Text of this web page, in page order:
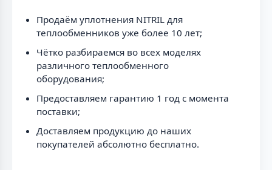
Продаём уплотнения NITRIL для
теплообменников уже более 10 лет;
Чётко разбираемся во всех моделях
различного теплообменного
оборудования;
Предоставляем гарантию 1 год с момента
поставки;
Доставляем продукцию до наших
покупателей абсолютно бесплатно.